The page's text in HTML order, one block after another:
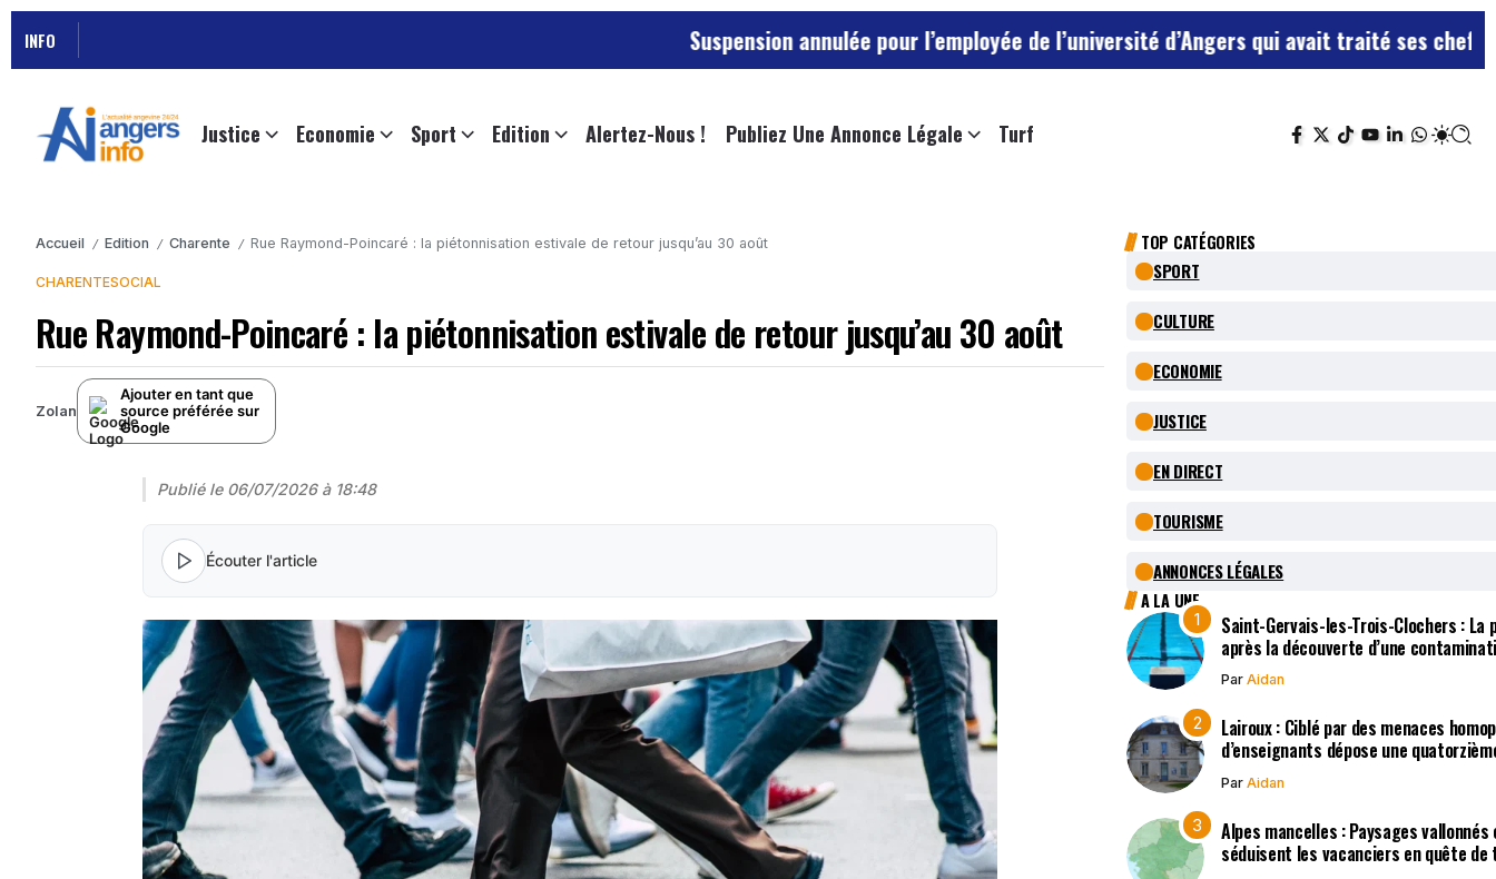
INFO Suspension annulée pour l’employée de l’université d’Angers qui avait traité ses chefs de “chiens”
Justice Economie Sport Edition Alertez-Nous ! Publiez Une Annonce Légale Turf
Accueil / Edition / Charente / Rue Raymond-Poincaré : la piétonnisation estivale de retour jusqu’au 30 août
CHARENTESOCIAL
Rue Raymond-Poincaré : la piétonnisation estivale de retour jusqu’au 30 août
Zolan
Ajouter en tant que
source préférée sur
Google
Publié le 06/07/2026 à 18:48
Écouter l'article
TOP CATÉGORIES
SPORT
CULTURE
ECONOMIE
JUSTICE
EN DIRECT
TOURISME
ANNONCES LÉGALES
A LA UNE
Saint-Gervais-les-Trois-Clochers :
après la découverte d’une
Par Aidan
Lairoux : Ciblé par des menaces
d’enseignants dépose une
Par Aidan
Alpes mancelles : Paysages
séduisent les vacanciers en quête